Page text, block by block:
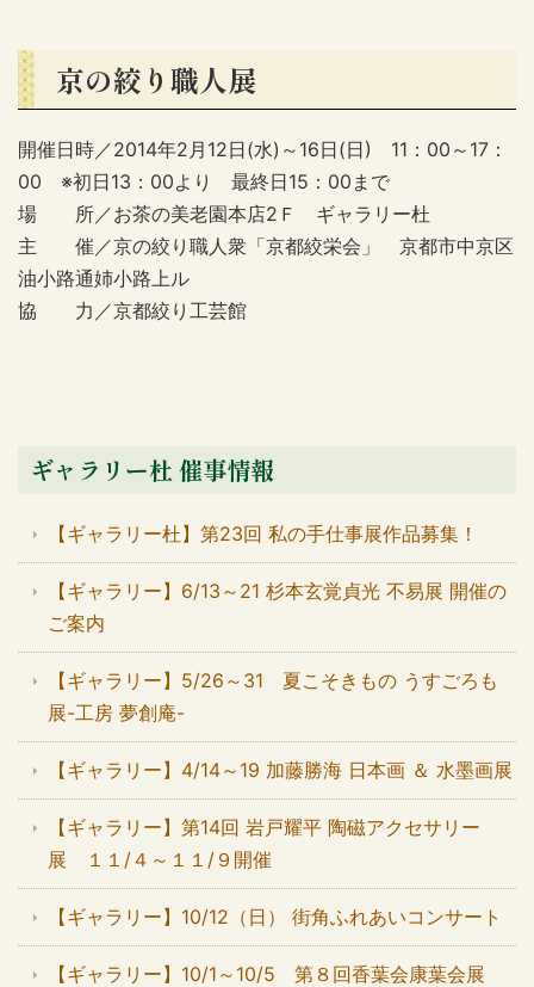
京の絞り職人展
開催日時／2014年2月12日(水)～16日(日) 11：00～17：
00 ※初日13：00より 最終日15：00まで
場 所／お茶の美老園本店2Ｆ ギャラリー杜
主 催／京の絞り職人衆「京都絞栄会」 京都市中京区
油小路通姉小路上ル
協 力／京都絞り工芸館
ギャラリー杜 催事情報
【ギャラリー杜】第23回 私の手仕事展作品募集！
【ギャラリー】6/13～21 杉本玄覚貞光 不易展 開催の
ご案内
【ギャラリー】5/26～31 夏こそきもの うすごろも
展-工房 夢創庵-
【ギャラリー】4/14～19 加藤勝海 日本画 ＆ 水墨画展
【ギャラリー】第14回 岩戸耀平 陶磁アクセサリー
展 １１/４～１１/９開催
【ギャラリー】10/12（日） 街角ふれあいコンサート
【ギャラリー】10/1～10/5 第８回香葉会康葉会展